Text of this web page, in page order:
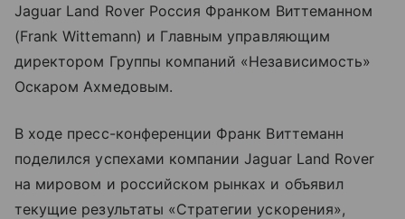
Jaguar Land Rover Россия Франком Виттеманном
(Frank Wittemann) и Главным управляющим
директором Группы компаний «Независимость»
Оскаром Ахмедовым.
В ходе пресс-конференции Франк Виттеманн
поделился успехами компании Jaguar Land Rover
на мировом и российском рынках и объявил
текущие результаты «Стратегии ускорения»,